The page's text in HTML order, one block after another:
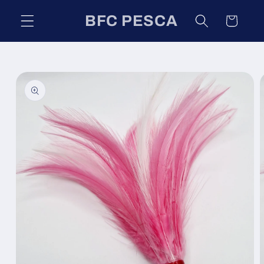
directamente
al contenido
BFC PESCA Carrito
directamente
a la
información
del producto